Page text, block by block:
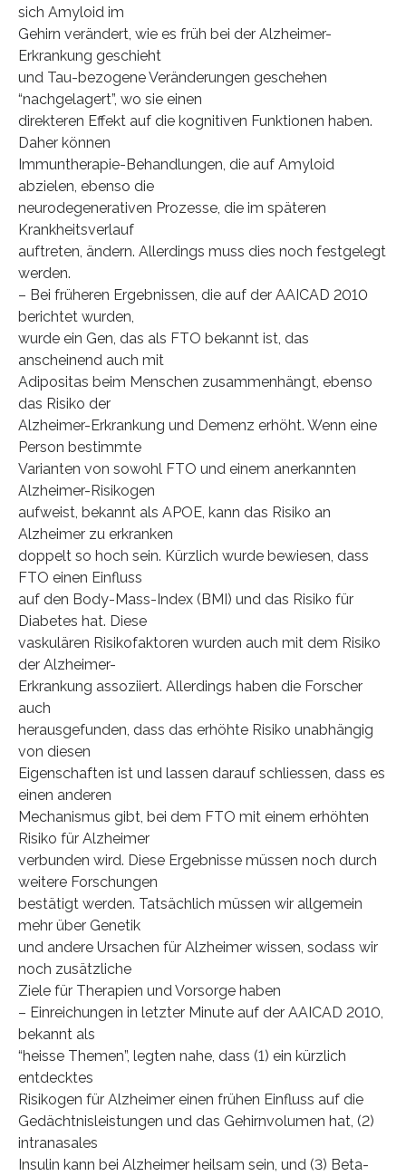
sich Amyloid im
Gehirn verändert, wie es früh bei der Alzheimer-
Erkrankung geschieht
und Tau-bezogene Veränderungen geschehen
“nachgelagert”, wo sie einen
direkteren Effekt auf die kognitiven Funktionen haben.
Daher können
Immuntherapie-Behandlungen, die auf Amyloid
abzielen, ebenso die
neurodegenerativen Prozesse, die im späteren
Krankheitsverlauf
auftreten, ändern. Allerdings muss dies noch festgelegt
werden.
– Bei früheren Ergebnissen, die auf der AAICAD 2010
berichtet wurden,
wurde ein Gen, das als FTO bekannt ist, das
anscheinend auch mit
Adipositas beim Menschen zusammenhängt, ebenso
das Risiko der
Alzheimer-Erkrankung und Demenz erhöht. Wenn eine
Person bestimmte
Varianten von sowohl FTO und einem anerkannten
Alzheimer-Risikogen
aufweist, bekannt als APOE, kann das Risiko an
Alzheimer zu erkranken
doppelt so hoch sein. Kürzlich wurde bewiesen, dass
FTO einen Einfluss
auf den Body-Mass-Index (BMI) und das Risiko für
Diabetes hat. Diese
vaskulären Risikofaktoren wurden auch mit dem Risiko
der Alzheimer-
Erkrankung assoziiert. Allerdings haben die Forscher
auch
herausgefunden, dass das erhöhte Risiko unabhängig
von diesen
Eigenschaften ist und lassen darauf schliessen, dass es
einen anderen
Mechanismus gibt, bei dem FTO mit einem erhöhten
Risiko für Alzheimer
verbunden wird. Diese Ergebnisse müssen noch durch
weitere Forschungen
bestätigt werden. Tatsächlich müssen wir allgemein
mehr über Genetik
und andere Ursachen für Alzheimer wissen, sodass wir
noch zusätzliche
Ziele für Therapien und Vorsorge haben
– Einreichungen in letzter Minute auf der AAICAD 2010,
bekannt als
“heisse Themen”, legten nahe, dass (1) ein kürzlich
entdecktes
Risikogen für Alzheimer einen frühen Einfluss auf die
Gedächtnisleistungen und das Gehirnvolumen hat, (2)
intranasales
Insulin kann bei Alzheimer heilsam sein, und (3) Beta-